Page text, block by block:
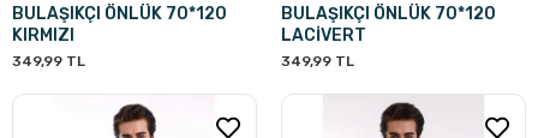
BULAŞIKÇI ÖNLÜK 70*120
KIRMIZI
349,99 TL
BULAŞIKÇI ÖNLÜK 70*120
LACİVERT
349,99 TL